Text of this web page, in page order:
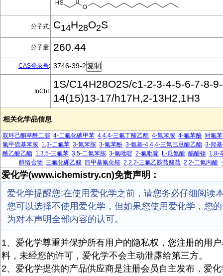
分子式: C14H28O2S
分子量: 260.44
CAS登录号: 3746-39-2
InChI:
1S/C14H28O2S/c1-2-3-4-5-6-7-8-
14(15)13-17/h17H,2-13H2,1H3
相关化学品信息
双环己酮草酰二腙 4-二氟化碘甲苯 4,4,4-三氟丁酸乙酯 4-氟苯胺 4-氟苯酚 对氟
氟甲硫基苯胺 1,3-二氟苯 3-氟苯胺 3-氟苯酚 3-氨基-4,4,4-三氟巴豆酸乙酯 3-羟
酰乙酸乙酯 1,3,5-三氟苯 3,5-二氟苯胺 3-氟吡啶 2-氟吡啶 L-瓜氨酸 醋酸镍 1,8-
醇络合物 三氟化硼乙酸 四甲基氟化铵 2,2,2-三氟乙胺盐酸盐 2,2-二氟丙酸
爱化学(www.ichemistry.cn)免责声明：
爱化学提醒您:在使用爱化学之前，请您务必仔细阅读
您可以选择不使用爱化学，但如果您使用爱化学，您
为对本声明全部内容的认可。
1、爱化学尊重并保护所有用户的隐私权，您注册的用
料，未经您的许可，爱化学不会主动泄露给第三方。
2、爱化学提供的产品供应商是注册会员自主发布，爱